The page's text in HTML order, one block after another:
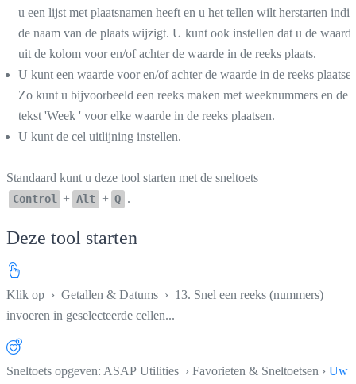
u een lijst met plaatsnamen heeft en u het tellen wilt herstarten
de naam van de plaats wijzigt. U kunt ook instellen dat u de waarde
uit de kolom voor en/of achter de waarde in de reeks plaats.
U kunt een waarde voor en/of achter de waarde in de reeks
Zo kunt u bijvoorbeeld een reeks maken met weeknummers en de
tekst 'Week ' voor elke waarde in de reeks plaatsen.
U kunt de cel uitlijning instellen.
Standaard kunt u deze tool starten met de sneltoets
Control + Alt + Q .
Deze tool starten
Klik op › Getallen & Datums › 13. Snel een reeks (nummers)
invoeren in geselecteerde cellen...
Sneltoets opgeven: ASAP Utilities › Favorieten & Sneltoetsen › Uw